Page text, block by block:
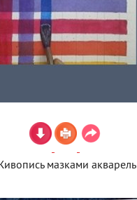
мазками акварель